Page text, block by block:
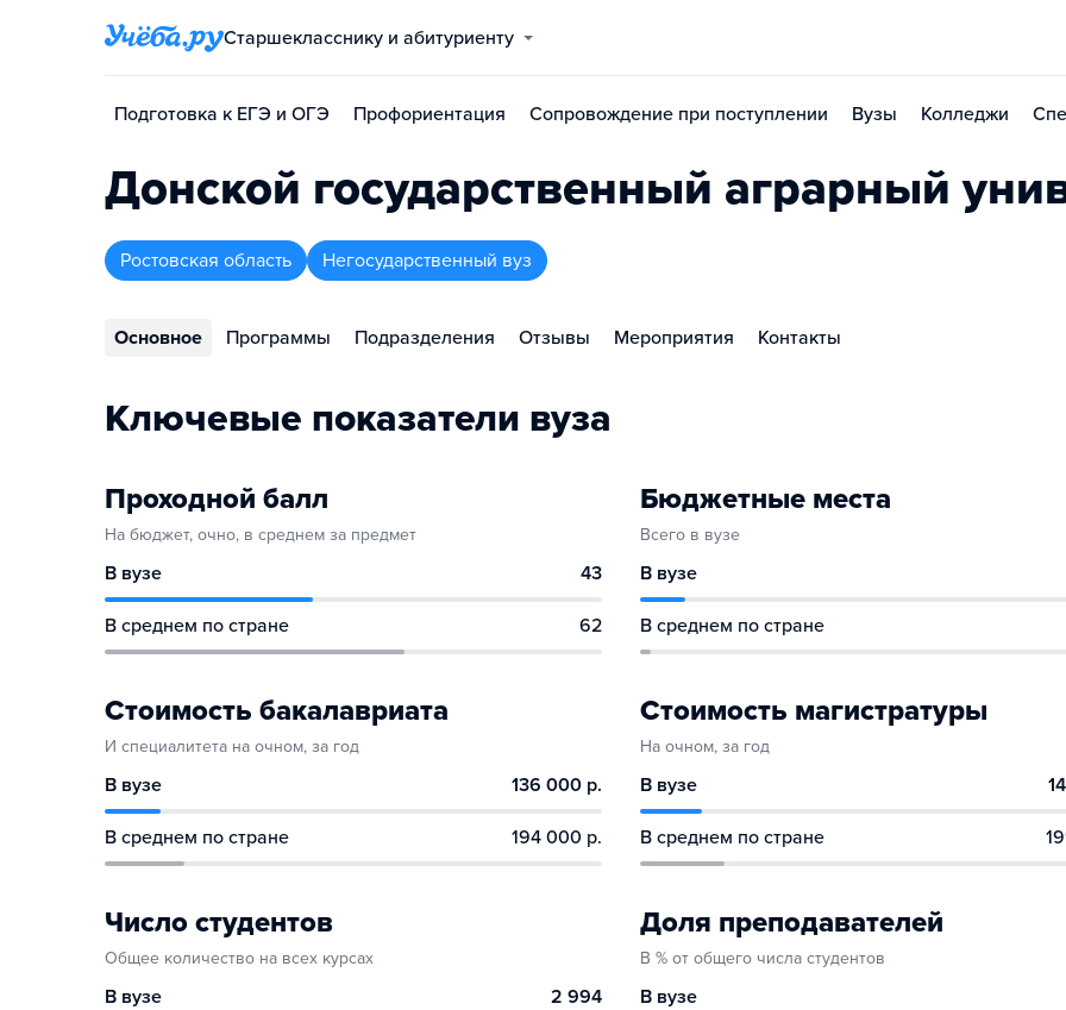
Старшекласснику и абитуриенту
Подготовка к ЕГЭ и ОГЭ Профориентация Сопровождение при поступлении Вузы Колледжи
Донской государственный аграрный
Ростовская область Негосударственный вуз
Основное Программы Подразделения Отзывы Мероприятия Контакты
Ключевые показатели вуза
Проходной балл
На бюджет, очно, в среднем за предмет
В вузе 43
В среднем по стране 62
Бюджетные места
Всего в вузе
В вузе
В среднем по стране
Стоимость бакалавриата
И специалитета на очном, за год
В вузе 136 000 р.
В среднем по стране 194 000 р.
Стоимость магистратуры
На очном, за год
В вузе
В среднем по стране
Число студентов
Общее количество на всех курсах
В вузе 2 994
Доля преподавателей
В % от общего числа студентов
В вузе